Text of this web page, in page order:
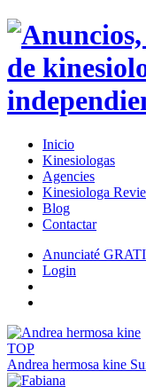
Inicio
Kinesiologas
Agencies
Kinesiologa
Blog
Contactar
Anunciaté
Login
TOP
Andrea hermosa kine